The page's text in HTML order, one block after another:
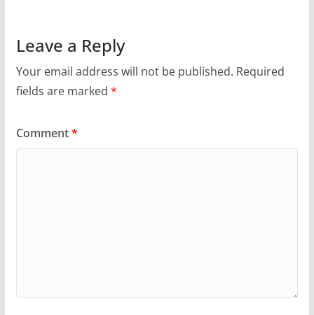
Leave a Reply
Your email address will not be published. Required
fields are marked *
Comment*